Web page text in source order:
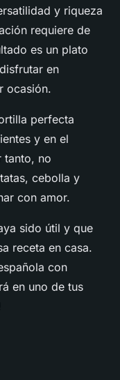
y riqueza
requiere de
es un plato
en
ocasión.
perfecta
y en el
tanto, no
cebolla y
con amor.
sido útil y que
receta en casa.
con
en uno de tus